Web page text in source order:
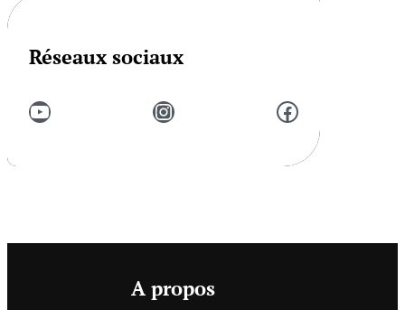
Réseaux sociaux
YouTube Instagram Facebook
A propos